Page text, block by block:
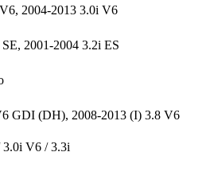
, 2004-2013 3.0i V6
, 2001-2004 3.2i ES
GDI (DH), 2008-2013 (I) 3.8 V6
3.0i V6 / 3.3i